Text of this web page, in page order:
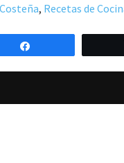
, Recetas de